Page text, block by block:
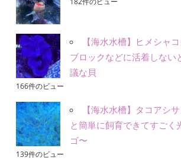
【海水水槽】ヒメシャ
ブロックなどに活着しない
議な貝
166件のビュー
【海水水槽】タコアシ
と簡単に飼育できてすごく
ゴ〜
139件のビュー